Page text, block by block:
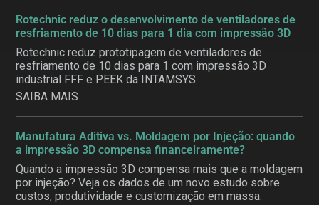
Rotechnic reduz o desenvolvimento de ventiladores de
resfriamento de 10 dias para 1 dia com impressão 3D
Rotechnic reduz prototipagem de ventiladores de
resfriamento de 10 dias para 1 com impressão 3D
industrial FFF e PEEK da INTAMSYS.
SAIBA MAIS
Manufatura Aditiva vs. Moldagem por Injeção: quando
a impressão 3D compensa financeiramente?
Quando a impressão 3D compensa mais que a moldagem
por injeção? Veja os dados de um novo estudo sobre
custos, produtividade e customização em massa.